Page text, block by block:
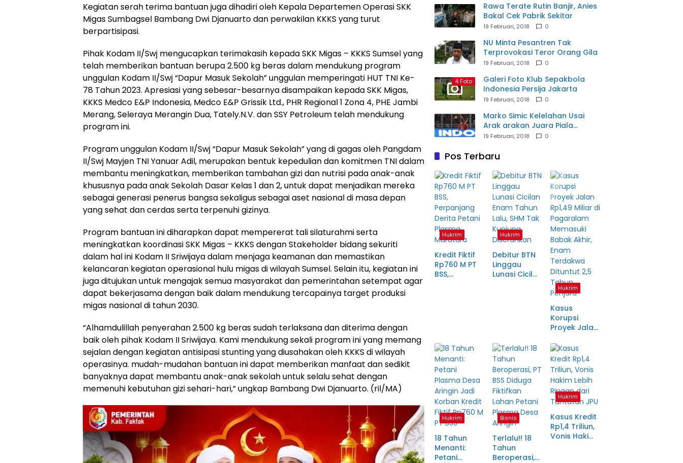
Kegiatan serah terima bantuan juga dihadiri oleh Kepala Departemen Operasi SKK
Migas Sumbagsel Bambang Dwi Djanuarto dan perwakilan KKKS yang turut
berpartisipasi.
Pihak Kodam II/Swj mengucapkan terimakasih kepada SKK Migas – KKKS Sumsel yang
telah memberikan bantuan berupa 2.500 kg beras dalam mendukung program
unggulan Kodam II/Swj “Dapur Masuk Sekolah” unggulan memperingati HUT TNI Ke-
78 Tahun 2023. Apresiasi yang sebesar-besarnya disampaikan kepada SKK Migas,
KKKS Medco E&P Indonesia, Medco E&P Grissik Ltd., PHR Regional 1 Zona 4, PHE Jambi
Merang, Seleraya Merangin Dua, Tately.N.V. dan SSY Petroleum telah mendukung
program ini.
Program unggulan Kodam II/Swj “Dapur Masuk Sekolah” yang di gagas oleh Pangdam
II/Swj Mayjen TNI Yanuar Adil, merupakan bentuk kepedulian dan komitmen TNI dalam
membantu meningkatkan, memberikan tambahan gizi dan nutrisi pada anak-anak
khususnya pada anak Sekolah Dasar Kelas 1 dan 2, untuk dapat menjadikan mereka
sebagai generasi penerus bangsa sekaligus sebagai aset nasional di masa depan
yang sehat dan cerdas serta terpenuhi gizinya.
Program bantuan ini diharapkan dapat mempererat tali silaturahmi serta
meningkatkan koordinasi SKK Migas – KKKS dengan Stakeholder bidang sekuriti
dalam hal ini Kodam II Sriwijaya dalam menjaga keamanan dan memastikan
kelancaran kegiatan operasional hulu migas di wilayah Sumsel. Selain itu, kegiatan ini
juga ditujukan untuk mengajak semua masyarakat dan pemerintahan setempat agar
dapat bekerjasama dengan baik dalam mendukung tercapainya target produksi
migas nasional di tahun 2030.
“Alhamdulillah penyerahan 2.500 kg beras sudah terlaksana dan diterima dengan
baik oleh pihak Kodam II Sriwijaya. Kami mendukung sekali program ini yang memang
sejalan dengan kegiatan antisipasi stunting yang diusahakan oleh KKKS di wilayah
operasinya. mudah-mudahan bantuan ini dapat memberikan manfaat dan sedikit
banyaknya dapat membantu anak-anak sekolah untuk selalu sehat dengan
memenuhi kebutuhan gizi sehari-hari,” ungkap Bambang Dwi Djanuarto. (ril/MA)
Rawa Terate Rutin Banjir, Anies
Bakal Cek Pabrik Sekitar
19 Februari, 2018 0
NU Minta Pesantren Tak
Terprovokasi Teror Orang Gila
19 Februari, 2018 0
4 Foto
Galeri Foto Klub Sepakbola
Indonesia Persija Jakarta
19 Februari, 2018 0
Marko Simic Kelelahan Usai
Arak arakan Juara Piala
Presiden
19 Februari, 2018 0
Pos Terbaru
Hukrim
Kredit Fiktif
Rp760 M PT
BSS,
Hukrim
Debitur BTN
Linggau
Lunasi Cicilan
Hukrim
Kasus
Korupsi
Proyek Jalan
di
Pagaralam
Memasuki
Babak Akhir,
Enam
Terdakwa
Dituntut 2,5
Tahun
Penjara
Hukrim
18 Tahun
Menanti:
Petani
Bisnis
Terlalu!! 18
Tahun
Beroperasi,
Hukrim
Kasus Kredit
Rp1,4 Triliun,
Vonis Hakim